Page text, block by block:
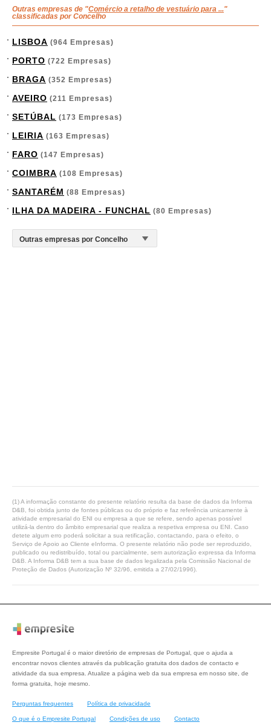
Outras empresas de "Comércio a retalho de vestuário para ..."
classificadas por Concelho
LISBOA (964 Empresas)
PORTO (722 Empresas)
BRAGA (352 Empresas)
AVEIRO (211 Empresas)
SETÚBAL (173 Empresas)
LEIRIA (163 Empresas)
FARO (147 Empresas)
COIMBRA (108 Empresas)
SANTARÉM (88 Empresas)
ILHA DA MADEIRA - FUNCHAL (80 Empresas)
(1) A informação constante do presente relatório resulta da base de dados da Informa
D&B, foi obtida junto de fontes públicas ou do próprio e faz referência unicamente à
atividade empresarial do ENI ou empresa a que se refere, sendo apenas possível
utilizá-la dentro do âmbito empresarial que realiza a respetiva empresa ou ENI. Caso
detete algum erro poderá solicitar a sua retificação, contactando, para o efeito, o
Serviço de Apoio ao Cliente eInforma. O presente relatório não pode ser reproduzido,
publicado ou redistribuído, total ou parcialmente, sem autorização expressa da Informa
D&B. A Informa D&B tem a sua base de dados legalizada pela Comissão Nacional de
Proteção de Dados (Autorização Nº 32/96, emitida a 27/02/1996).
Empresite Portugal é o maior diretório de empresas de Portugal, que o ajuda a
encontrar novos clientes através da publicação gratuita dos dados de contacto e
atividade da sua empresa. Atualize a página web da sua empresa em nosso site, de
forma gratuita, hoje mesmo.
Perguntas frequentes Política de privacidade
O que é o Empresite Portugal Condições de uso Contacto